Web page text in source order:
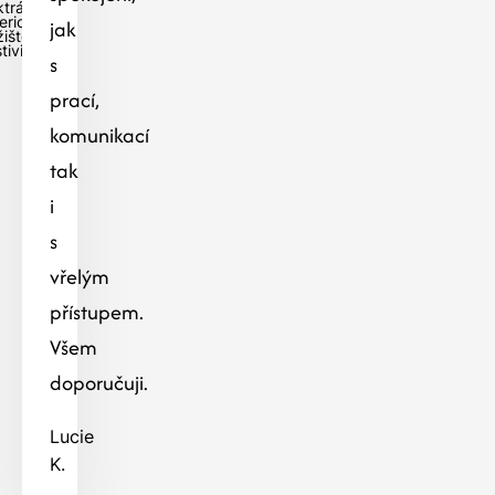
s
jak
s
prací,
komunikací
tak
i
s
vřelým
přístupem.
Všem
doporučuji.
Lucie
K.